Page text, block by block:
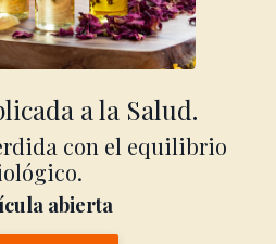
a la Salud.
con el equilibrio
abierta